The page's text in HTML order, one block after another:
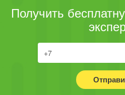
Получить